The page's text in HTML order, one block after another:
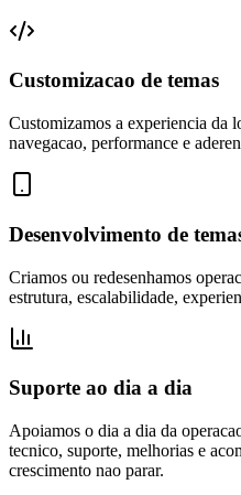
Customizacao de temas
Customizamos a experiencia da
navegacao, performance e
Desenvolvimento de
Criamos ou redesenhamos
estrutura, escalabilidade,
Suporte ao dia a dia
Apoiamos o dia a dia da
tecnico, suporte, melhorias e
crescimento nao parar.